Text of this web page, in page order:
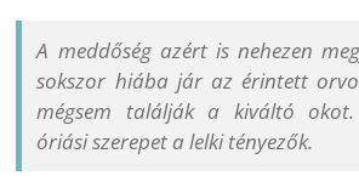
A meddőség azért is nehezen
sokszor hiába jár az érintett
mégsem találják a kiváltó
óriási szerepet a lelki tényezők.